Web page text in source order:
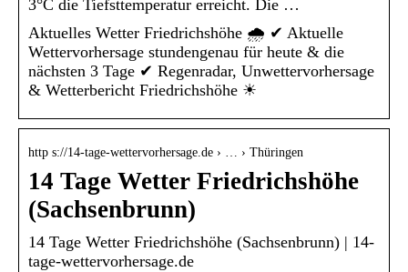
3°C die Tiefsttemperatur erreicht. Die …
Aktuelles Wetter Friedrichshöhe 🌧️ ✔ Aktuelle
Wettervorhersage stundengenau für heute & die
nächsten 3 Tage ✔ Regenradar, Unwettervorhersage
& Wetterbericht Friedrichshöhe ☀
http s://14-tage-wettervorhersage.de › … › Thüringen
14 Tage Wetter Friedrichshöhe
(Sachsenbrunn)
14 Tage Wetter Friedrichshöhe (Sachsenbrunn) | 14-
tage-wettervorhersage.de